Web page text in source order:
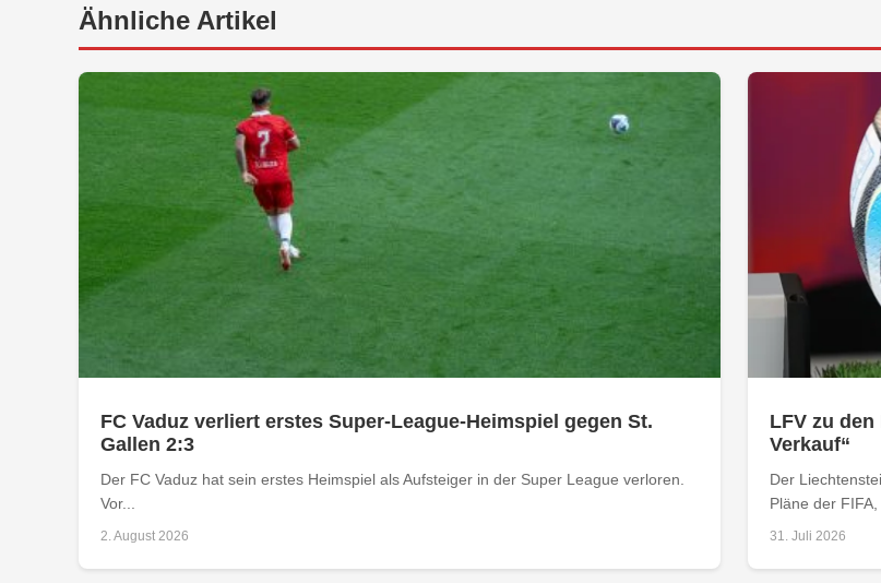
Ähnliche Artikel
FC Vaduz verliert erstes Super-League-Heimspiel gegen St.
Gallen 2:3
Der FC Vaduz hat sein erstes Heimspiel als Aufsteiger in der Super League verloren.
Vor...
2. August 2026
LFV zu
Verkauf“
Der
Pläne der
31. Juli 2026